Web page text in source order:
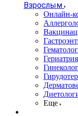
Взрослым
Онлайн-
Гериатрия
Еще